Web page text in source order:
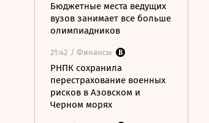
Бюджетные места ведущих
вузов занимает все больше
олимпиадников
21:42 / Финансы
РНПК сохранила
перестрахование военных
рисков в Азовском и
Черном морях